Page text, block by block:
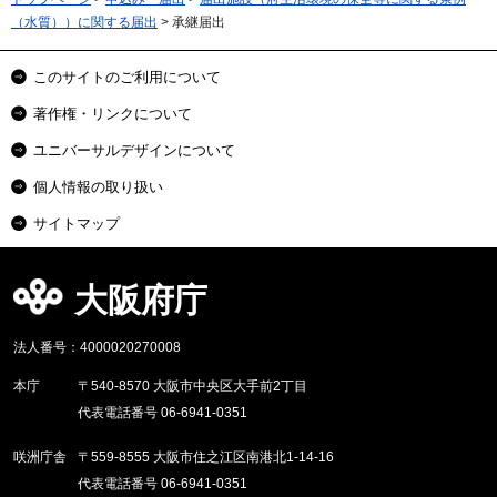
（水質））に関する届出 > 承継届出
このサイトのご利用について
著作権・リンクについて
ユニバーサルデザインについて
個人情報の取り扱い
サイトマップ
大阪府庁
法人番号：4000020270008
本庁
〒540-8570 大阪市中央区大手前2丁目
代表電話番号 06-6941-0351
咲洲庁舎
〒559-8555 大阪市住之江区南港北1-14-16
代表電話番号 06-6941-0351